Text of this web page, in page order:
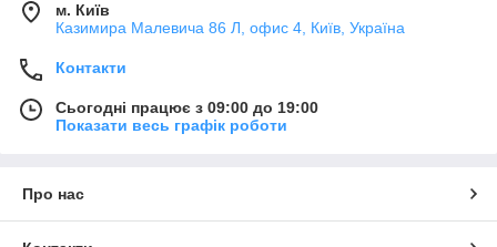
м. Київ
Казимира Малевича 86 Л, офис 4, Київ, Україна
Контакти
Сьогодні працює з 09:00 до 19:00
Показати весь графік роботи
Про нас